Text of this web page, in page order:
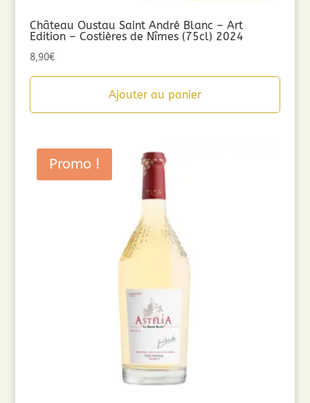
Château Oustau Saint André Blanc – Art
Edition – Costières de Nîmes (75cl) 2024
8,90€
Ajouter au panier
Promo !